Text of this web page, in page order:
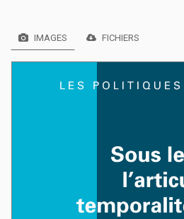
IMAGES FICHIERS